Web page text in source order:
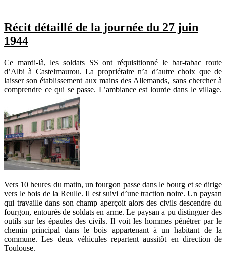
Récit détaillé de la journée du 27 juin
1944
Ce mardi-là, les soldats SS ont réquisitionné le bar-tabac route
d’Albi à Castelmaurou. La propriétaire n’a d’autre choix que de
laisser son établissement aux mains des Allemands, sans chercher à
comprendre ce qui se passe. L’ambiance est lourde dans le village.
Vers 10 heures du matin, un fourgon passe dans le bourg et se dirige
vers le bois de la Reulle. Il est suivi d’une traction noire. Un paysan
qui travaille dans son champ aperçoit alors des civils descendre du
fourgon, entourés de soldats en arme. Le paysan a pu distinguer des
outils sur les épaules des civils. Il voit les hommes pénétrer par le
chemin principal dans le bois appartenant à un habitant de la
commune. Les deux véhicules repartent aussitôt en direction de
Toulouse.